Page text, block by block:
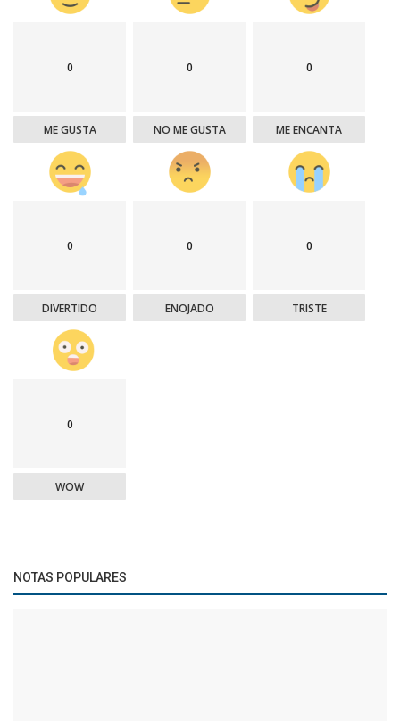
0
ME GUSTA
0
NO ME GUSTA
0
ME ENCANTA
0
DIVERTIDO
0
ENOJADO
0
TRISTE
0
WOW
NOTAS POPULARES